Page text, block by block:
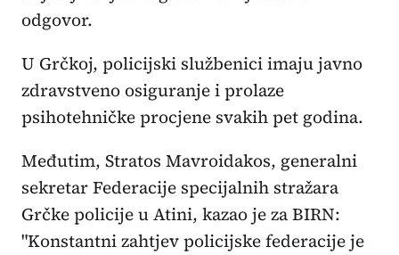
odgovor.
U Grčkoj, policijski službenici imaju javno
zdravstveno osiguranje i prolaze
psihotehničke procjene svakih pet godina.
Međutim, Stratos Mavroidakos, generalni
sekretar Federacije specijalnih stražara
Grčke policije u Atini, kazao je za BIRN:
"Konstantni zahtjev policijske federacije je